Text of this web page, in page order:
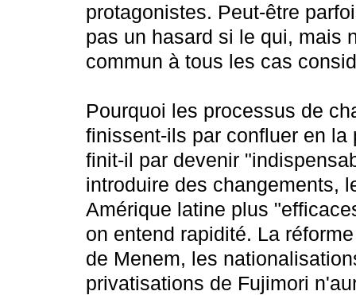
protagonistes. Peut-être
pas un hasard si le qui, mais
commun à tous les cas
Pourquoi les processus de
finissent-ils par confluer en
finit-il par devenir
introduire des changements,
Amérique latine plus
on entend rapidité. La
de Menem, les
privatisations de Fujimori